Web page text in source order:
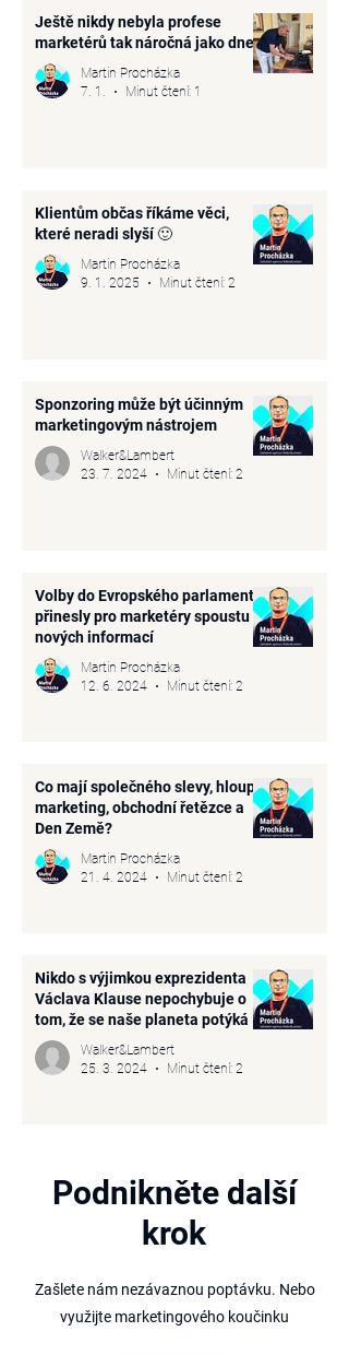
Ještě nikdy nebyla profese
marketérů tak náročná jako dnes
Martin Procházka
7. 1.
Minut čtení: 1
Klientům občas říkáme věci,
které neradi slyší 🙂
Martin Procházka
9. 1. 2025
Minut čtení: 2
Sponzoring může být účinným
marketingovým nástrojem
Walker&Lambert
23. 7. 2024
Minut čtení: 2
Volby do Evropského parlamentu
přinesly pro marketéry spoustu
nových informací
Martin Procházka
12. 6. 2024
Minut čtení: 2
Co mají společného slevy, hloupý
marketing, obchodní řetězce a
Den Země?
Martin Procházka
21. 4. 2024
Minut čtení: 2
Nikdo s výjimkou exprezidenta
Václava Klause nepochybuje o
tom, že se naše planeta potýká s
následky změny klimatu
Walker&Lambert
25. 3. 2024
Minut čtení: 2
Podnikněte další
krok
Zašlete nám nezávaznou poptávku. Nebo
využijte marketingového koučinku